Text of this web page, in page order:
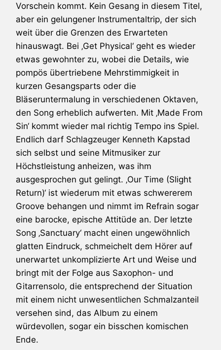
Vorschein kommt. Kein Gesang in diesem Titel,
aber ein gelungener Instrumentaltrip, der sich
weit über die Grenzen des Erwarteten
hinauswagt. Bei ‚Get Physical‘ geht es wieder
etwas gewohnter zu, wobei die Details, wie
pompös übertriebene Mehrstimmigkeit in
kurzen Gesangsparts oder die
Bläseruntermalung in verschiedenen Oktaven,
den Song erheblich aufwerten. Mit ‚Made From
Sin‘ kommt wieder mal richtig Tempo ins Spiel.
Endlich darf Schlagzeuger Kenneth Kapstad
sich selbst und seine Mitmusiker zur
Höchstleistung anheizen, was ihm
ausgesprochen gut gelingt. ‚Our Time (Slight
Return)‘ ist wiederum mit etwas schwererem
Groove behangen und nimmt im Refrain sogar
eine barocke, epische Attitüde an. Der letzte
Song ‚Sanctuary‘ macht einen ungewöhnlich
glatten Eindruck, schmeichelt dem Hörer auf
unerwartet unkomplizierte Art und Weise und
bringt mit der Folge aus Saxophon- und
Gitarrensolo, die entsprechend der Situation
mit einem nicht unwesentlichen Schmalzanteil
versehen sind, das Album zu einem
würdevollen, sogar ein bisschen komischen
Ende.